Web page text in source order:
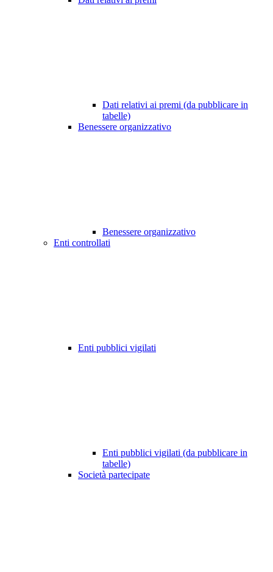
Dati relativi ai premi (da pubblicare in
tabelle)
Benessere organizzativo
Benessere organizzativo
Enti controllati
Enti pubblici vigilati
Enti pubblici vigilati (da pubblicare in
tabelle)
Società partecipate